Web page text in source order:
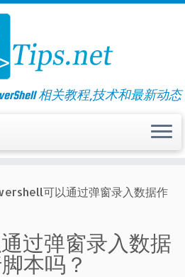
相关教程,技术和最新动态
可以通过弹窗录入数据作
通过弹窗录入数据
本吗？